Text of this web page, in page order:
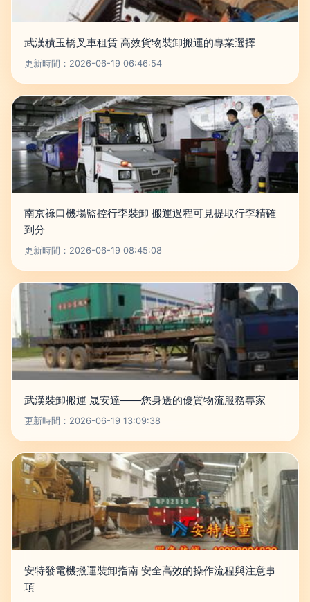
武漢積玉橋叉車租賃 高效貨物裝卸搬運的專業選擇
更新時間：2026-06-19 06:46:54
南京祿口機場監控行李裝卸 搬運過程可見提取行李精確
到分
更新時間：2026-06-19 08:45:08
武漢裝卸搬運 晟安達——您身邊的優質物流服務專家
更新時間：2026-06-19 13:09:38
安特發電機搬運裝卸指南 安全高效的操作流程與注意事
項